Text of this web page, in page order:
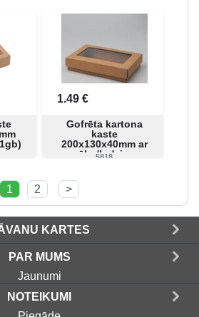
Skatīt Pirkt
1.49 €
Gofrēta kartona
kaste
200x130x40mm ar
vāku/lodziņu
5818
Skatīt
1 2 >
KARTES
PAR MUMS
Jaunumi
NOTEIKUMI